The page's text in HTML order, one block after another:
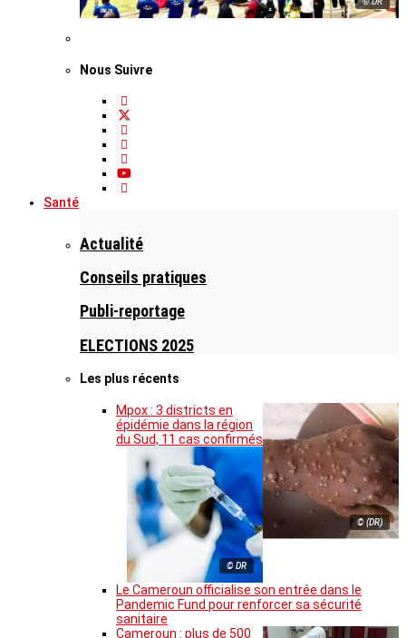
Nous Suivre
Santé
Actualité
Conseils pratiques
Publi-reportage
ELECTIONS 2025
Les plus récents
© (DR)
Mpox : 3 districts en
épidémie dans la région
du Sud, 11 cas confirmés
© DR
Le Cameroun officialise son entrée dans le
Pandemic Fund pour renforcer sa sécurité
sanitaire
Cameroun : plus de 500